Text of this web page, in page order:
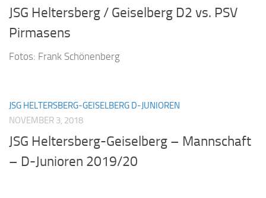
JSG Heltersberg / Geiselberg D2 vs. PSV
Pirmasens
Fotos: Frank Schönenberg
JSG HELTERSBERG-GEISELBERG D-JUNIOREN
NOVEMBER 3, 2018
JSG Heltersberg-Geiselberg – Mannschaft
– D-Junioren 2019/20